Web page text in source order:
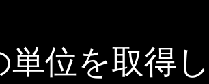
単位を取得